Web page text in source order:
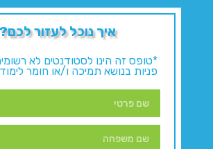
איך נוכל לעזור לכם?
*טופס זה הינו לסטודנטים לא
פניות בנושא תמיכה ו/או חומר